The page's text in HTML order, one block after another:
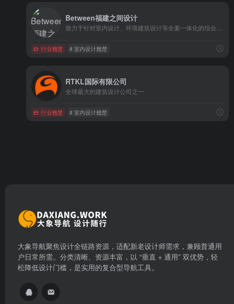
Between福建之间设计
行业翘楚 # 室内设计翘楚
RTKL国际有限公司
全球最大的建筑设计公司之一
行业翘楚 # 室内设计翘楚
大象导航聚焦设计全链路资源，适配新老设计师需求，兼顾普通用
户日常所需。分类清晰、资源丰富，以 “垂直 + 通用” 双优势，轻
松降低设计门槛，是实用的复合型导航工具。